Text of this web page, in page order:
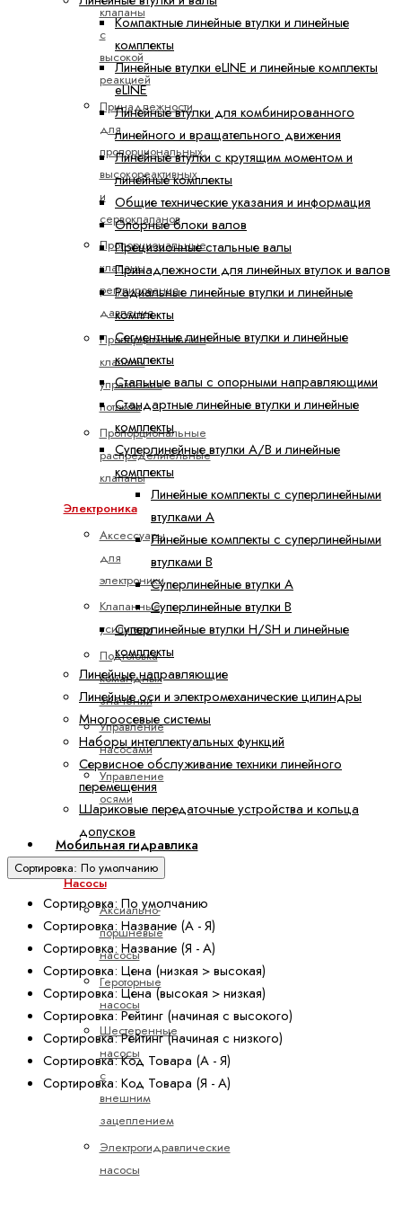
клапаны
с
высокой
реакцией
Принадлежности
для
пропорциональных,
высокореактивных
и
сервоклапанов
Пропорциональные
клапаны
регулирования
давления
Пропорциональные
клапаны
управления
потоком
Пропорциональные
распределительные
клапаны
Электроника
Аксессуары
для
электроники
Клапанные
усилители
Подготовка
командных
значений
Управление
насосами
Управление
осями
Мобильная гидравлика
Насосы
Аксиально-
поршневые
насосы
Героторные
насосы
Шестеренные
насосы
с
внешним
зацеплением
Электрогидравлические
насосы
Компактные линейные втулки и линейные
комплекты
Линейные втулки eLINE и линейные комплекты
eLINE
Линейные втулки для комбинированного
линейного и вращательного движения
Линейные втулки с крутящим моментом и
линейные комплекты
Общие технические указания и информация
Опорные блоки валов
Прецизионные стальные валы
Принадлежности для линейных втулок и валов
Радиальные линейные втулки и линейные
комплекты
Сегментные линейные втулки и линейные
комплекты
Стальные валы с опорными направляющими
Стандартные линейные втулки и линейные
комплекты
Суперлинейные втулки A/B и линейные
комплекты
Линейные комплекты с суперлинейными
втулками A
Линейные комплекты с суперлинейными
втулками B
Суперлинейные втулки A
Суперлинейные втулки B
Суперлинейные втулки H/SH и линейные
комплекты
Линейные направляющие
Линейные оси и электромеханические цилиндры
Многоосевые системы
Наборы интеллектуальных функций
Сервисное обслуживание техники линейного
перемещения
Шариковые передаточные устройства и кольца
допусков
Сортировка: По умолчанию
Сортировка: По умолчанию
Сортировка: Название (А - Я)
Сортировка: Название (Я - А)
Сортировка: Цена (низкая > высокая)
Сортировка: Цена (высокая > низкая)
Сортировка: Рейтинг (начиная с высокого)
Сортировка: Рейтинг (начиная с низкого)
Сортировка: Код Товара (А - Я)
Сортировка: Код Товара (Я - А)